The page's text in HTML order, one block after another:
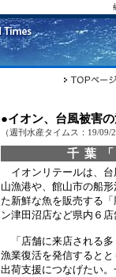
●イオン、台風被害
（週刊水産タイムス：19/09/
千葉
イオンリテールは、台
山漁港や、館山市の船
た新鮮な魚を販売する
ン津田沼店など県内６
「店舗に来店される多
漁業復活を発信すると
出荷支援につなげたい